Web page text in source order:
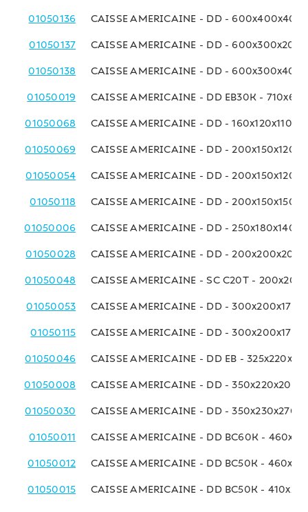
01050136 CAISSE AMERICAINE - DD - 600x400x400
01050137 CAISSE AMERICAINE - DD - 600x300x200
01050138 CAISSE AMERICAINE - DD - 600x300x400
01050019 CAISSE AMERICAINE - DD EB30K -
01050068 CAISSE AMERICAINE - DD - 160x120x110
01050069 CAISSE AMERICAINE - DD - 200x150x120
01050054 CAISSE AMERICAINE - DD - 200x150x120
01050118 CAISSE AMERICAINE - DD - 200x150x150
01050006 CAISSE AMERICAINE - DD - 250x180x140
01050028 CAISSE AMERICAINE - DD - 200x200x200
01050048 CAISSE AMERICAINE - SC C20T -
01050053 CAISSE AMERICAINE - DD - 300x200x170
01050115 CAISSE AMERICAINE - DD - 300x200x170
01050046 CAISSE AMERICAINE - DD EB -
01050008 CAISSE AMERICAINE - DD - 350x220x200
01050030 CAISSE AMERICAINE - DD - 350x230x270
01050011 CAISSE AMERICAINE - DD BC60K -
01050012 CAISSE AMERICAINE - DD BC50K -
01050015 CAISSE AMERICAINE - DD BC50K -